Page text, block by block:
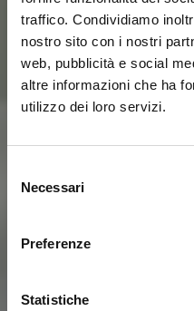
traffico. Condividiamo
nostro sito con i nostri
web, pubblicità e social
altre informazioni che ha
utilizzo dei loro servizi.
delNecessari
Preferenze
Statistiche